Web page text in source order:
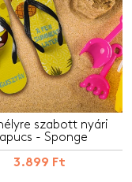
szabott nyári
- Sponge
3.899 Ft